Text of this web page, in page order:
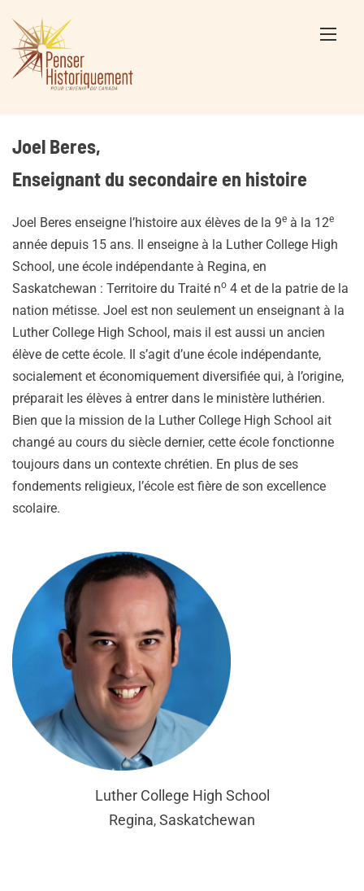
content
Joel Beres,
Enseignant du secondaire en histoire
Joel Beres enseigne l’histoire aux élèves de la 9e à la 12e
année depuis 15 ans. Il enseigne à la Luther College High
School, une école indépendante à Regina, en
Saskatchewan : Territoire du Traité no 4 et de la patrie de la
nation métisse. Joel est non seulement un enseignant à la
Luther College High School, mais il est aussi un ancien
élève de cette école. Il s’agit d’une école indépendante,
socialement et économiquement diversifiée qui, à l’origine,
préparait les élèves à entrer dans le ministère luthérien.
Bien que la mission de la Luther College High School ait
changé au cours du siècle dernier, cette école fonctionne
toujours dans un contexte chrétien. En plus de ses
fondements religieux, l’école est fière de son excellence
scolaire.
Luther College High School
Regina, Saskatchewan